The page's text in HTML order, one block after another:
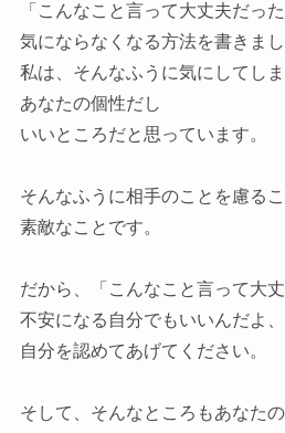
「こんなこと言って大丈夫だっ
気にならなくなる方法を書きまし
私は、そんなふうに気にしてし
あなたの個性だし
いいところだと思っています。
そんなふうに相手のことを慮る
素敵なことです。
だから、「こんなこと言って大
不安になる自分でもいいんだよ
自分を認めてあげてください。
そして、そんなところもあなた